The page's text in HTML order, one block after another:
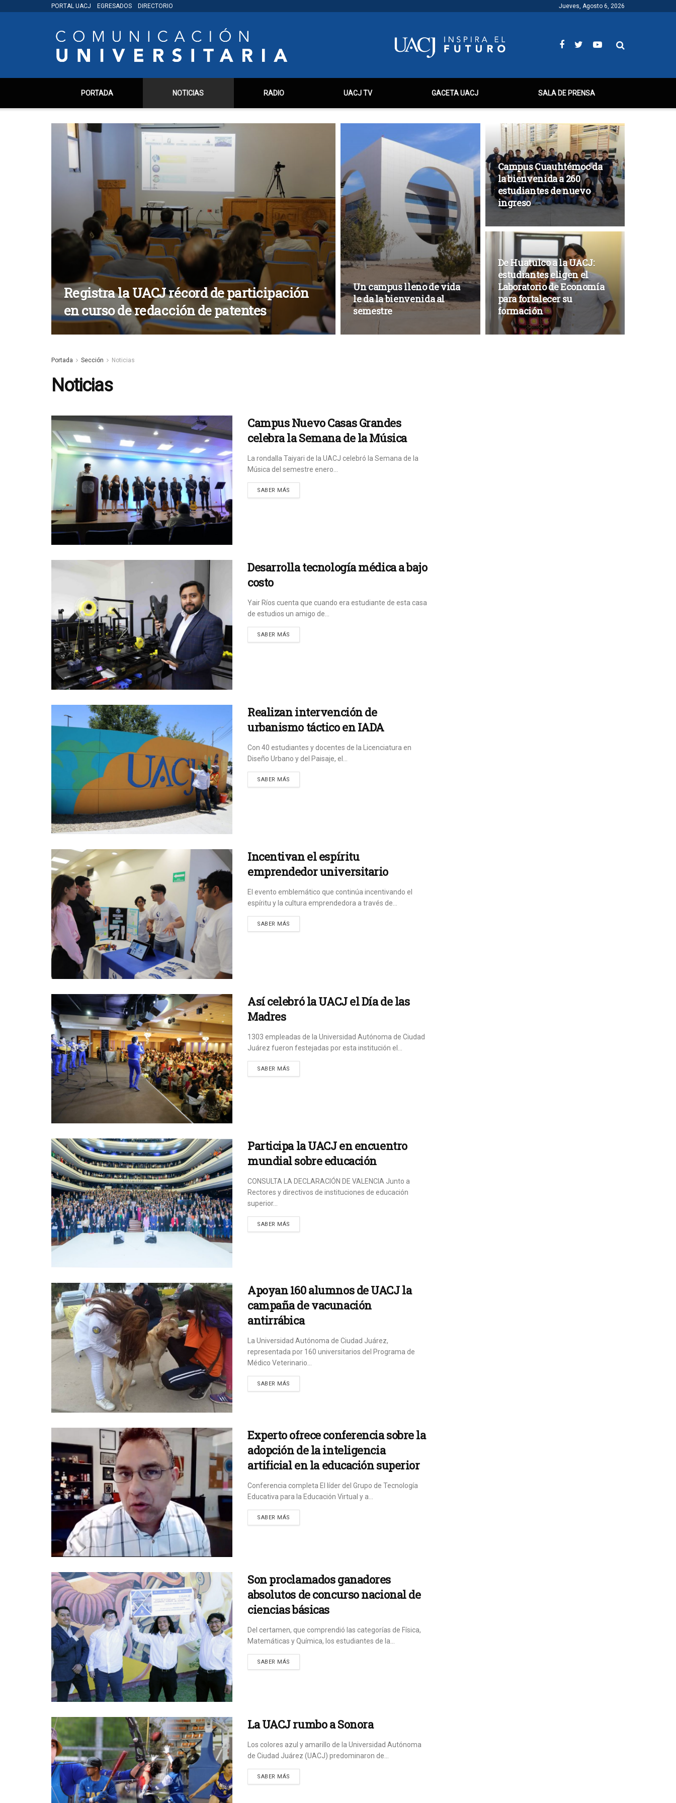
PORTAL UACJ EGRESADOS DIRECTORIO Jueves, Agosto 6, 2026
PORTADA NOTICIAS RADIO UACJ TV GACETA UACJ SALA DE PRENSA
Registra la UACJ récord de participación
en curso de redacción de patentes
Un campus lleno de vida
le da la bienvenida al
semestre
Campus Cuauhtémoc da
la bienvenida a 260
estudiantes de nuevo
ingreso
De Huatulco a la UACJ:
estudiantes eligen el
Laboratorio de Economía
para fortalecer su
formación
Portada Sección Noticias
Noticias
Campus Nuevo Casas Grandes
celebra la Semana de la Música
La rondalla Taiyari de la UACJ celebró la Semana de la
Música del semestre enero...
SABER MÁS
Desarrolla tecnología médica a bajo
costo
Yair Ríos cuenta que cuando era estudiante de esta casa
de estudios un amigo de...
SABER MÁS
Realizan intervención de
urbanismo táctico en IADA
Con 40 estudiantes y docentes de la Licenciatura en
Diseño Urbano y del Paisaje, el...
SABER MÁS
Incentivan el espíritu
emprendedor universitario
El evento emblemático que continúa incentivando el
espíritu y la cultura emprendedora a través de...
SABER MÁS
Así celebró la UACJ el Día de las
Madres
1303 empleadas de la Universidad Autónoma de Ciudad
Juárez fueron festejadas por esta institución el...
SABER MÁS
Participa la UACJ en encuentro
mundial sobre educación
CONSULTA LA DECLARACIÓN DE VALENCIA Junto a
Rectores y directivos de instituciones de educación
superior...
SABER MÁS
Apoyan 160 alumnos de UACJ la
campaña de vacunación
antirrábica
La Universidad Autónoma de Ciudad Juárez,
representada por 160 universitarios del Programa de
Médico Veterinario...
SABER MÁS
Experto ofrece conferencia sobre la
adopción de la inteligencia
artificial en la educación superior
Conferencia completa El líder del Grupo de Tecnología
Educativa para la Educación Virtual y a...
SABER MÁS
Son proclamados ganadores
absolutos de concurso nacional de
ciencias básicas
Del certamen, que comprendió las categorías de Física,
Matemáticas y Química, los estudiantes de la...
SABER MÁS
La UACJ rumbo a Sonora
Los colores azul y amarillo de la Universidad Autónoma
de Ciudad Juárez (UACJ) predominaron de...
SABER MÁS